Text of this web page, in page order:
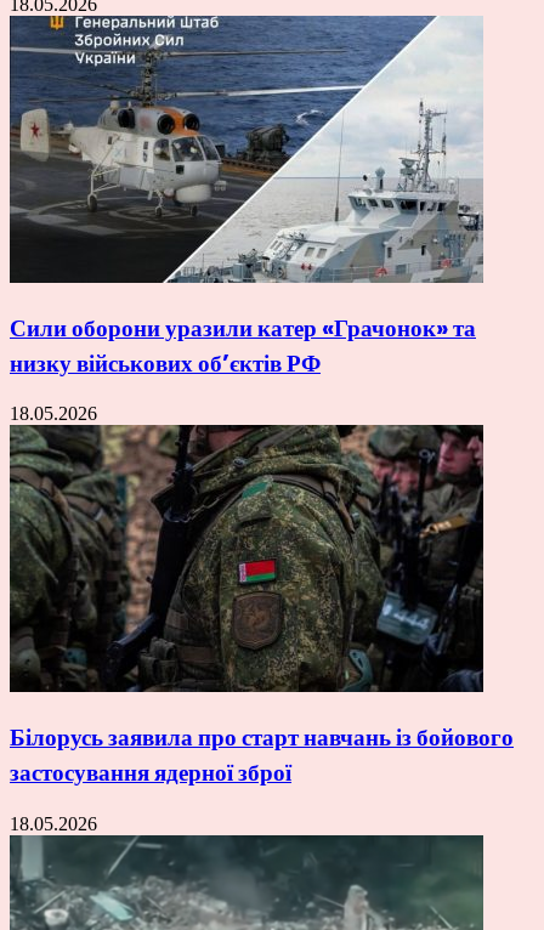
18.05.2026
Сили оборони уразили катер «Грачонок» та
низку військових об’єктів РФ
18.05.2026
Білорусь заявила про старт навчань із бойового
застосування ядерної зброї
18.05.2026